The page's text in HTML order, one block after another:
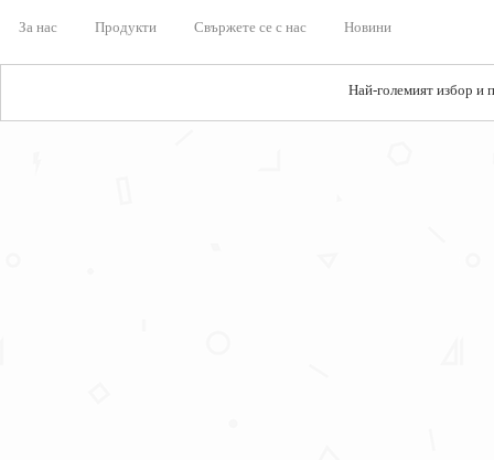
За нас Продукти Свържете се с нас Новини
Най-големият избор и